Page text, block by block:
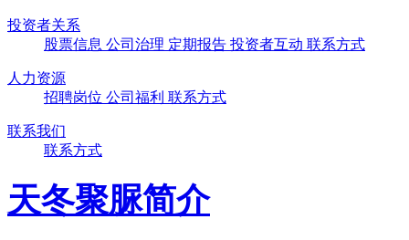
投资者关系
股票信息 公司治理 定期报告 投资者互动 联系方式
人力资源
招聘岗位 公司福利 联系方式
联系我们
联系方式
天冬聚脲简介